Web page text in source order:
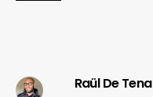
Raül De Tena